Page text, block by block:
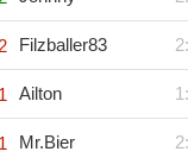
Filzballer83
1 Ailton
1 Mr.Bier